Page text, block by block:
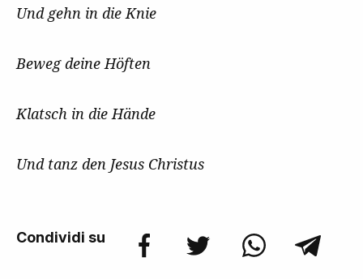
Und gehn in die Knie
Beweg deine Höften
Klatsch in die Hände
Und tanz den Jesus Christus
Condividi su